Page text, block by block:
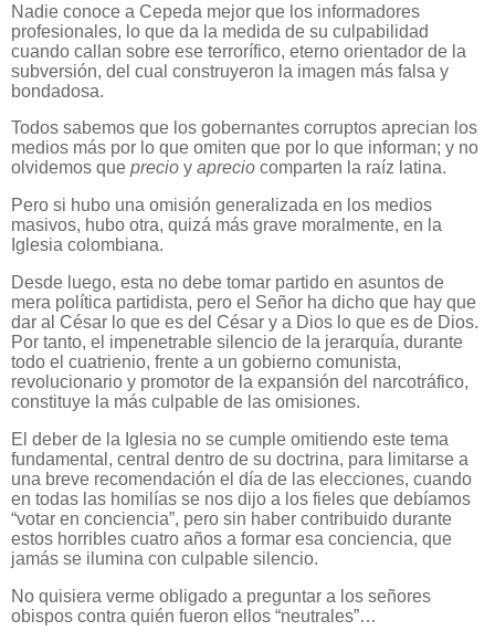
Nadie conoce a Cepeda mejor que los informadores
profesionales, lo que da la medida de su culpabilidad
cuando callan sobre ese terrorífico, eterno orientador de la
subversión, del cual construyeron la imagen más falsa y
bondadosa.
Todos sabemos que los gobernantes corruptos aprecian los
medios más por lo que omiten que por lo que informan; y no
olvidemos que precio y aprecio comparten la raíz latina.
Pero si hubo una omisión generalizada en los medios
masivos, hubo otra, quizá más grave moralmente, en la
Iglesia colombiana.
Desde luego, esta no debe tomar partido en asuntos de
mera política partidista, pero el Señor ha dicho que hay que
dar al César lo que es del César y a Dios lo que es de Dios.
Por tanto, el impenetrable silencio de la jerarquía, durante
todo el cuatrienio, frente a un gobierno comunista,
revolucionario y promotor de la expansión del narcotráfico,
constituye la más culpable de las omisiones.
El deber de la Iglesia no se cumple omitiendo este tema
fundamental, central dentro de su doctrina, para limitarse a
una breve recomendación el día de las elecciones, cuando
en todas las homilías se nos dijo a los fieles que debíamos
“votar en conciencia”, pero sin haber contribuido durante
estos horribles cuatro años a formar esa conciencia, que
jamás se ilumina con culpable silencio.
No quisiera verme obligado a preguntar a los señores
obispos contra quién fueron ellos “neutrales”…